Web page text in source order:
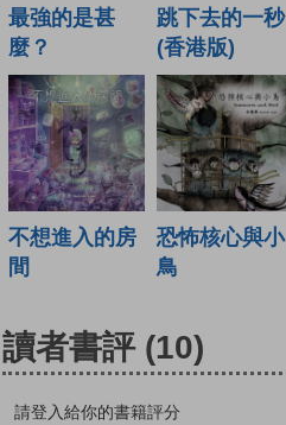
最強的是甚
麼？
跳下去的一秒
(香港版)
不想進入的房
間
恐怖核心與小
鳥
讀者書評 (10)
請登入給你的書籍評分